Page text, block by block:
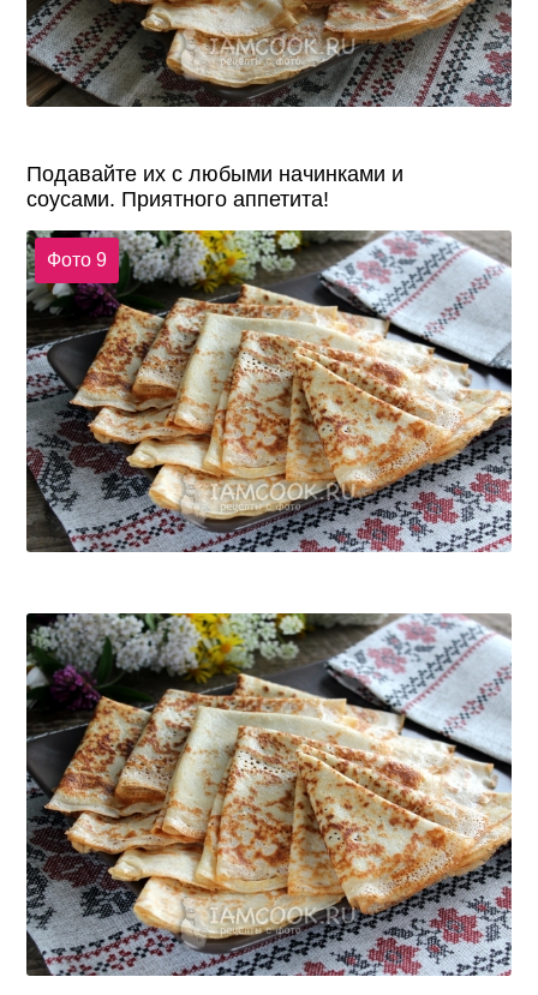
Подавайте их с любыми начинками и
соусами. Приятного аппетита!
Фото 9